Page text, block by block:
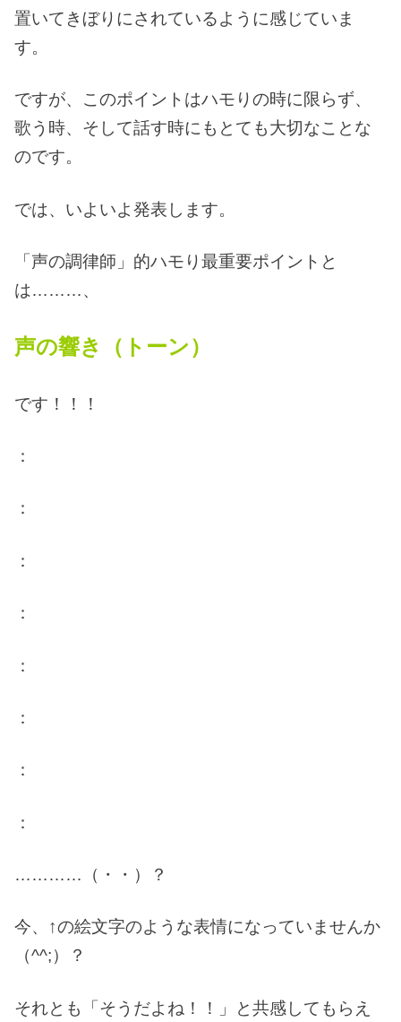
置いてきぼりにされているように感じていま
す。
ですが、このポイントはハモりの時に限らず、
歌う時、そして話す時にもとても大切なことな
のです。
では、いよいよ発表します。
「声の調律師」的ハモり最重要ポイントと
は………、
声の響き（トーン）
です！！！
：
：
：
：
：
：
：
：
…………（・・）？
今、↑の絵文字のような表情になっていませんか
（^^;）？
それとも「そうだよね！！」と共感してもらえ